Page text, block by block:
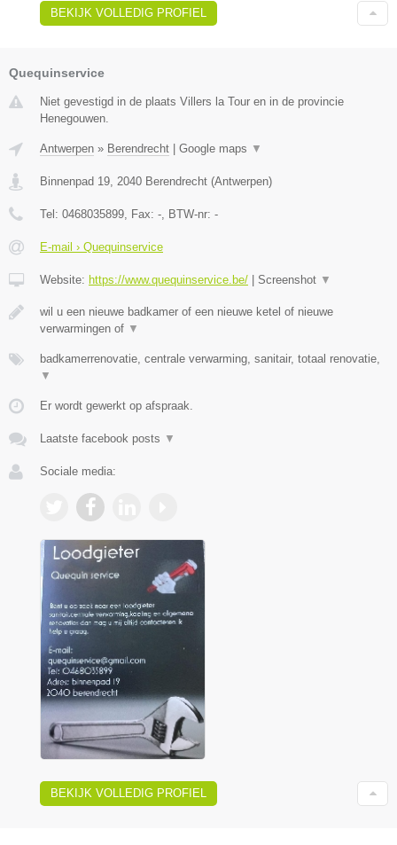
BEKIJK VOLLEDIG PROFIEL
Quequinservice
Niet gevestigd in de plaats Villers la Tour en in de provincie
Henegouwen.
Antwerpen » Berendrecht Google maps ▼
Binnenpad 19, 2040 Berendrecht (Antwerpen)
Tel: 0468035899, Fax: -, BTW-nr: -
E-mail › Quequinservice
Website: https://www.quequinservice.be/ Screenshot ▼
wil u een nieuwe badkamer of een nieuwe ketel of nieuwe
verwarmingen of ▼
badkamerrenovatie, centrale verwarming, sanitair, totaal renovatie,
▼
Er wordt gewerkt op afspraak.
Laatste facebook posts ▼
Sociale media:
BEKIJK VOLLEDIG PROFIEL